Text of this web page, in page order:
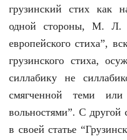
грузинский стих как
одной стороны, М. Л.
европейского стиха”,
грузинского стиха,
силлабику не
смягченной теми
вольностями”. С
в своей статье